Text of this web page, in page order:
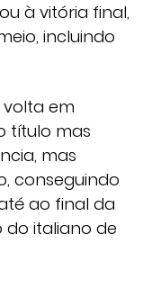
à vitória final,
incluindo
em
título mas
mas
conseguindo
ao final da
do italiano de